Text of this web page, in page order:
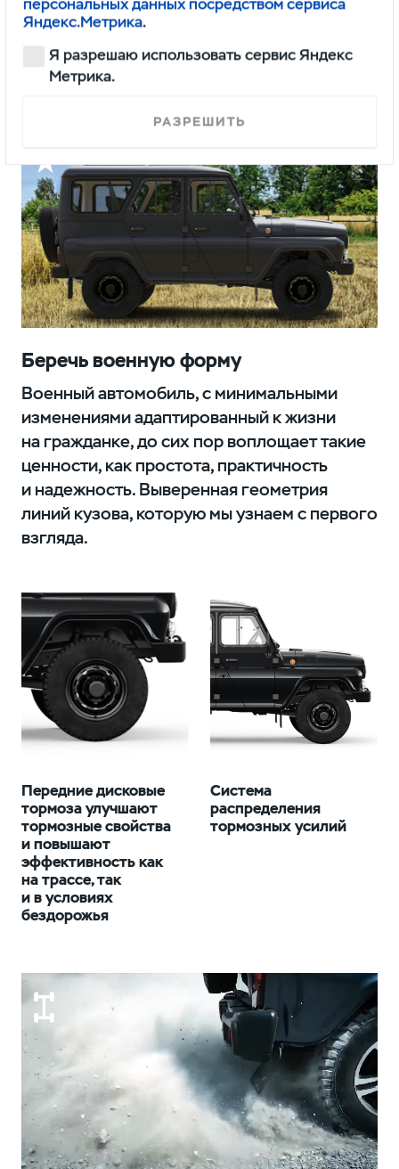
рессорами делает автомобиль устойчивым
к экстремальным нагрузкам и надежным
на бездорожье.
Беречь военную форму
Военный автомобиль, с минимальными
изменениями адаптированный к жизни
на гражданке, до сих пор воплощает такие
ценности, как простота, практичность
и надежность. Выверенная геометрия
линий кузова, которую мы узнаем с первого
взгляда.
Передние дисковые
тормоза улучшают
тормозные свойства
и повышают
эффективность как
на трассе, так
и в условиях
бездорожья
Система
распределения
тормозных усилий
персональных данных посредством сервиса
Яндекс.Метрика.
Я разрешаю использовать сервис Яндекс
Метрика.
РАЗРЕШИТЬ